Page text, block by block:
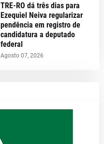
TRE-RO dá três dias para
Ezequiel Neiva regularizar
pendência em registro de
candidatura a deputado
federal
Agosto 07, 2026